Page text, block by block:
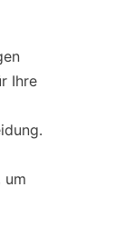
Ihre
um